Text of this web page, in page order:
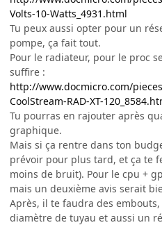
Volts-10-Watts_4931.html
Tu peux aussi opter pour un
pompe, ça fait tout.
Pour le radiateur, pour le proc
suffire :
http://www.docmicro.com/
CoolStream-RAD-XT-
Tu pourras en rajouter après
graphique.
Mais si ça rentre dans ton
prévoir pour plus tard, et ça te
moins de bruit). Pour le cpu +
mais un deuxième avis serait
Après, il te faudra des
diamètre de tuyau et aussi un